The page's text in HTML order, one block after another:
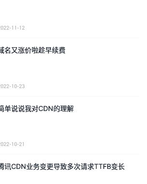
11-12
名又涨价啦趁早续费
10-23
单说说我对CDN的理解
10-21
讯CDN业务变更导致多次请求TTFB变长